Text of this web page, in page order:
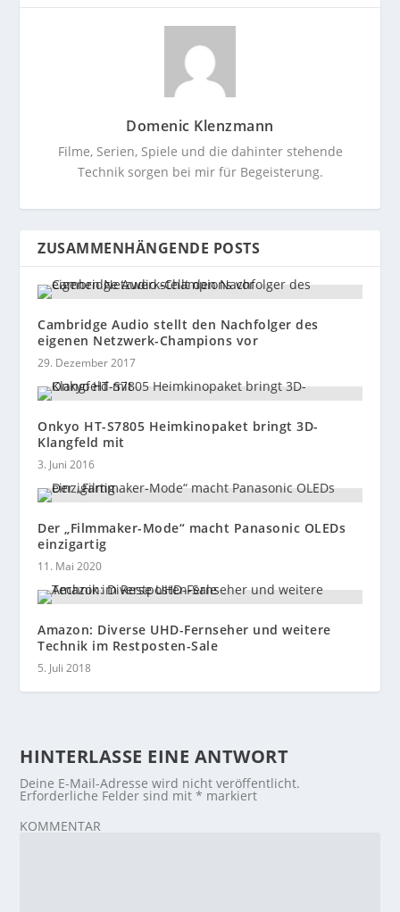
Domenic Klenzmann
Filme, Serien, Spiele und die dahinter stehende
Technik sorgen bei mir für Begeisterung.
ZUSAMMENHÄNGENDE POSTS
Cambridge Audio stellt den Nachfolger des
eigenen Netzwerk-Champions vor
29. Dezember 2017
Onkyo HT-S7805 Heimkinopaket bringt 3D-
Klangfeld mit
3. Juni 2016
Der „Filmmaker-Mode“ macht Panasonic OLEDs
einzigartig
11. Mai 2020
Amazon: Diverse UHD-Fernseher und weitere
Technik im Restposten-Sale
5. Juli 2018
HINTERLASSE EINE ANTWORT
Deine E-Mail-Adresse wird nicht veröffentlicht.
Erforderliche Felder sind mit* markiert
KOMMENTAR